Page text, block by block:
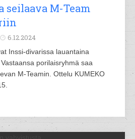
seilaava M-Team
6.12.2024
Inssi-divarissa lauantaina
porilaisryhmä saa
M-Teamin. Ottelu KUMEKO